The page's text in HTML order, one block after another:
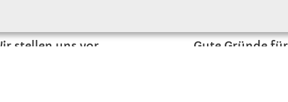
stellen uns vor
Gute Gründe